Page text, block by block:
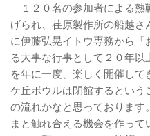
１２０名の参加者による熱
げられ、荏原製作所の船越さ
に伊藤弘晃イトウ専務から
る大事な行事として２０年
を年に一度、楽しく開催し
ケ丘ボウルは閉館するとい
の流れかなと思っております
まと触れ合える機会を作っ